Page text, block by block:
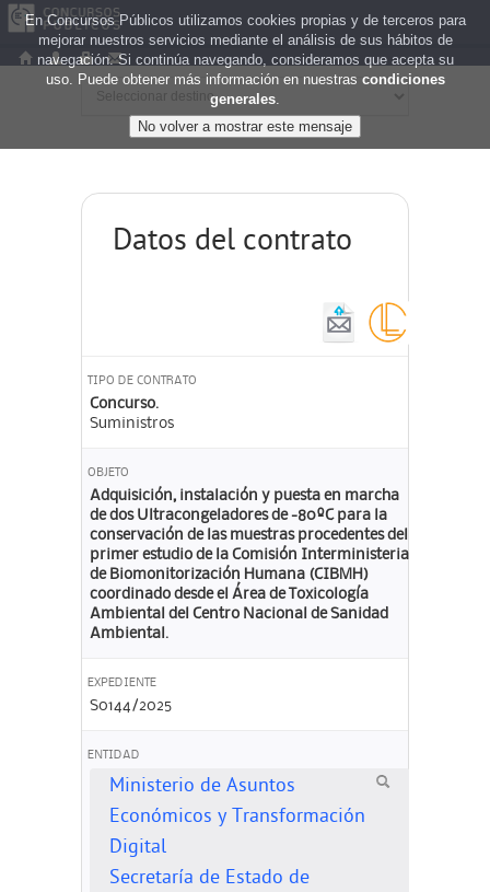
Datos del contrato
TIPO DE CONTRATO
Concurso.
Suministros
OBJETO
Adquisición, instalación y puesta en marcha
de dos Ultracongeladores de -80ºC para la
conservación de las muestras procedentes del
primer estudio de la Comisión Interministerial
de Biomonitorización Humana (CIBMH)
coordinado desde el Área de Toxicología
Ambiental del Centro Nacional de Sanidad
Ambiental.
EXPEDIENTE
S0144/2025
ENTIDAD
Ministerio de Asuntos
Económicos y Transformación
Digital
Secretaría de Estado de
En Concursos Públicos utilizamos cookies propias y de terceros para
mejorar nuestros servicios mediante el análisis de sus hábitos de
navegación. Si continúa navegando, consideramos que acepta su
uso. Puede obtener más información en nuestras condiciones
generales.